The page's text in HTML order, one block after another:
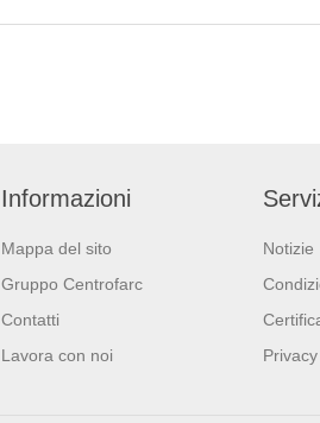
Informazioni
Mappa del sito
Gruppo Centrofarc
Contatti
Lavora con noi
Notizie